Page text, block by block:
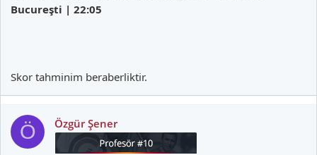
Bucureşti | 22:05
Skor tahminim beraberliktir.
Ö Özgür Şener